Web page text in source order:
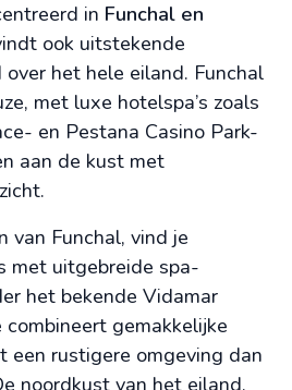
in Funchal en
ook uitstekende
het hele eiland. Funchal
met luxe hotelspa’s zoals
en Pestana Casino Park-
aan de kust met
van Funchal, vind je
met uitgebreide spa-
het bekende Vidamar
gemakkelijke
een rustigere omgeving dan
noordkust van het eiland,